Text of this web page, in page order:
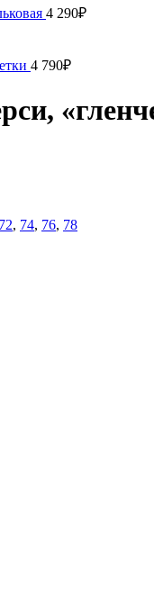
4 290₽
4 790₽
72, 74, 76, 78